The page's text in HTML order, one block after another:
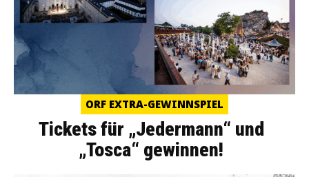
ORF EXTRA-GEWINNSPIEL
Tickets für „Jedermann“ und
„Tosca“ gewinnen!